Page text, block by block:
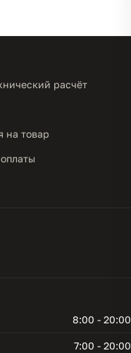
расчёт
на товар
8:00 - 20:00
7:00 - 20:00